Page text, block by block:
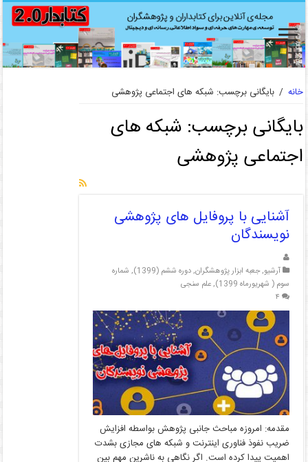
خانه / بایگانی برچسب: شبکه های اجتماعی پژوهشی
بایگانی برچسب: شبکه های
اجتماعی پژوهشی
آشنایی با پروفایل های پژوهشی
نویسندگان
آرشیو,جعبه ابزار پژوهشگران,دوره ششم (1399) , شماره
سوم ( شهریورماه 1399)
,علم سنجی
۴
مقدمه: امروزه مباحث جانبی پژوهش بواسطه افزایش
ضریب نفوذ فناوری اینترنت و شبکه های مجازی بشدت
اهمیت پیدا کرده است. اگر نگاهی به ناشرین مهم بین